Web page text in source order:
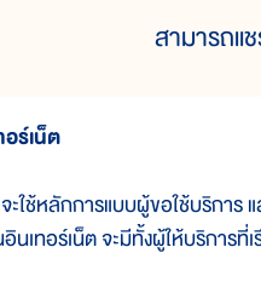
สามารถแ
ร์เน็ต
ช้หลักการแบบผู้ขอใช้บริการ
เทอร์เน็ต จะมีทั้งผู้ให้บริการที่